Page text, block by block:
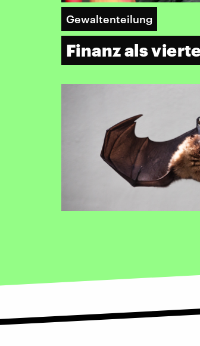
Gewaltenteilung
Finanz als